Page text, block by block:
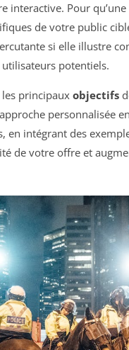
interactive. Pour
de votre public
si elle illustre
potentiels.
principaux objectifs
personnalisée
intégrant des
de votre offre et